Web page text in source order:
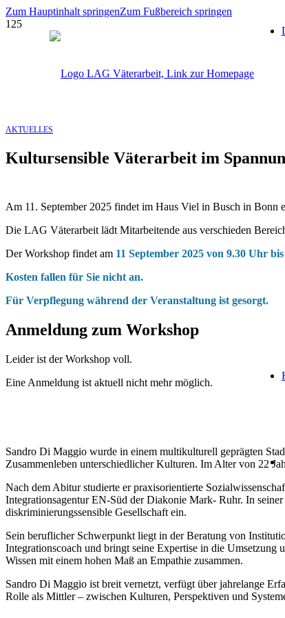
Zum Hauptinhalt springenZum Fußbereich springen
AKTUELLES
Kultursensible Väterarbeit im
Am 11. September 2025 findet im Haus Viel in Busch in Bonn
Die LAG Väterarbeit lädt Mitarbeitende aus verschieden
Der Workshop findet am 11 September 2025 von 9.30 Uhr
Kosten fallen für Sie nicht an.
Für Verpflegung während der Veranstaltung ist gesorgt.
Anmeldung zum Workshop
Leider ist der Workshop voll.
Eine Anmeldung ist aktuell nicht mehr möglich.
Sandro Di Maggio wurde in einem multikulturell geprägten
Zusammenleben unterschiedlicher Kulturen. Im Alter von 22
Nach dem Abitur studierte er praxisorientierte
Integrationsagentur EN-Süd der Diakonie Mark- Ruhr. In
diskriminierungssensible Gesellschaft ein.
Sein beruflicher Schwerpunkt liegt in der Beratung von
Integrationscoach und bringt seine Expertise in die
Wissen mit einem hohen Maß an Empathie zusammen.
Sandro Di Maggio ist breit vernetzt, verfügt über jahrelange
Rolle als Mittler – zwischen Kulturen, Perspektiven und